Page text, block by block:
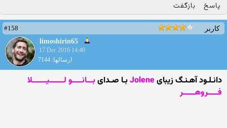
پاسخ بازگفت
کاربر
#158
limoshirin65
17 Dec 2016 14:40
ارسالها: 7144
دانـلـود آهـنـگ زیبایJoleneبـا صـدایبـــانـــــو لـــــــیـــــــلا
فـــــروهــــــر